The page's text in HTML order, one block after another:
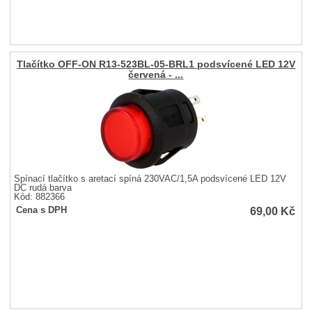
Tlačítko OFF-ON R13-523BL-05-BRL1 podsvícené LED 12V
červená - ...
Spínací tlačítko s aretací spíná 230VAC/1,5A podsvícené LED 12V
DC rudá barva
Kód: 882366
Cena s DPH
69,00 Kč